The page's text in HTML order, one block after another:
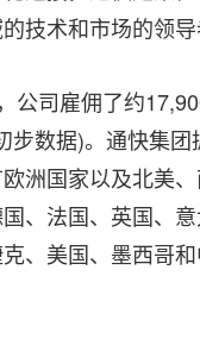
技术和市场的领导
公司雇佣了约
步数据)。通快集团
洲国家以及北美
、法国、英国、意
、美国、墨西哥